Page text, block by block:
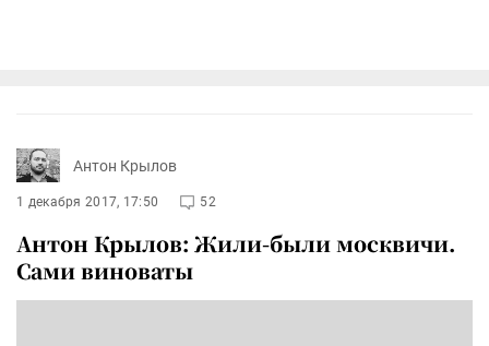
Антон Крылов
1 декабря 2017, 17:50 52
Антон Крылов: Жили-были москвичи.
Сами виноваты